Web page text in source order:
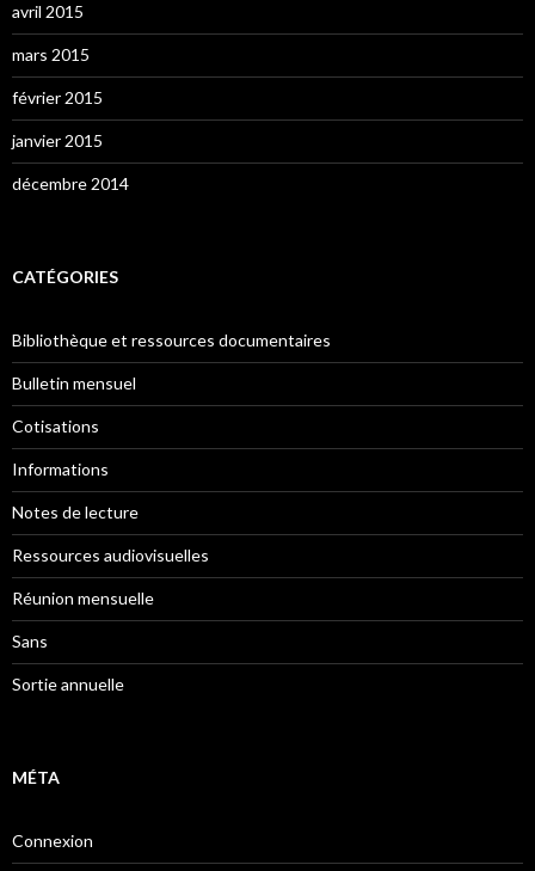
avril 2015
mars 2015
février 2015
janvier 2015
décembre 2014
CATÉGORIES
Bibliothèque et ressources documentaires
Bulletin mensuel
Cotisations
Informations
Notes de lecture
Ressources audiovisuelles
Réunion mensuelle
Sans
Sortie annuelle
MÉTA
Connexion